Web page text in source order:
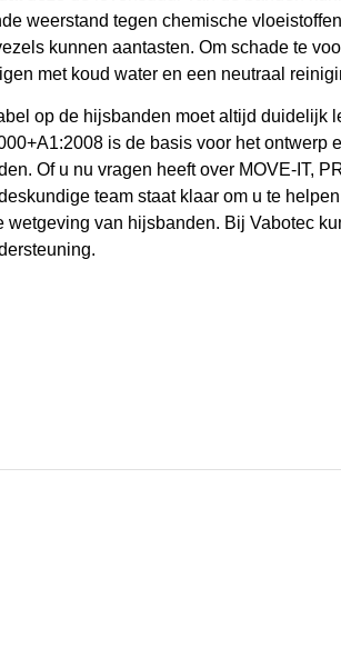
weerstand tegen chemische
kunnen aantasten. Om schade te
met koud water en een neutraal
op de hijsbanden moet altijd duidelijk
is de basis voor het ontwerp
Of u nu vragen heeft over MOVE-IT,
team staat klaar om u te
wetgeving van hijsbanden. Bij Vabotec